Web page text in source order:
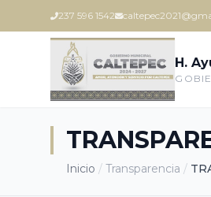
237 596 1542
H.
Inicio / Transparencia /